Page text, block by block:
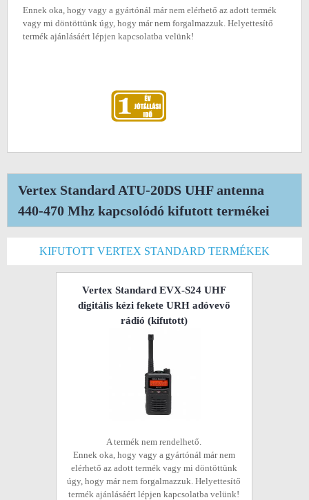
Ennek oka, hogy vagy a gyártónál már nem elérhető az adott termék
vagy mi döntöttünk úgy, hogy már nem forgalmazzuk. Helyettesítő
termék ajánlásáért lépjen kapcsolatba velünk!
Vertex Standard ATU-20DS UHF antenna
440-470 Mhz kapcsolódó kifutott termékei
KIFUTOTT VERTEX STANDARD TERMÉKEK
Vertex Standard EVX-S24 UHF
digitális kézi fekete URH adóvevő
rádió (kifutott)
A termék nem rendelhető.
Ennek oka, hogy vagy a gyártónál már nem
elérhető az adott termék vagy mi döntöttünk
úgy, hogy már nem forgalmazzuk. Helyettesítő
termék ajánlásáért lépjen kapcsolatba velünk!